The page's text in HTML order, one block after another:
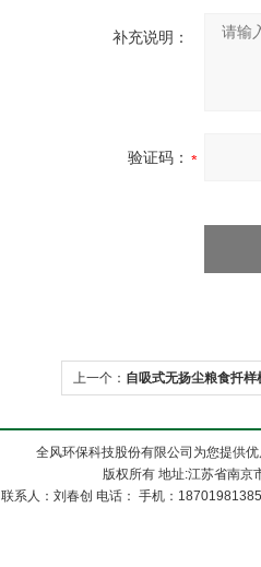
补充说明：
验证码：
上一个： 自吸式无扬尘粮食扦样
全风环保科技股份有限公司为您提供
版权所有 地址:江苏省南
联系人：刘春创 电话： 手机：